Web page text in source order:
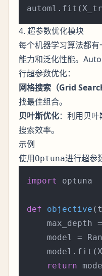
4. 超参数优化模块
每个机器学习算法都
能力和泛化性能。
行超参数优化：
网格搜索（Grid
找最佳组合。
贝叶斯优化：利用贝
搜索效率。
示例
使用Optuna进行超参
import optuna
def objective (
max_depth
model =
return